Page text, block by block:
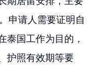
申请人需要证明自
泰国工作为目的，
护照有效期等要